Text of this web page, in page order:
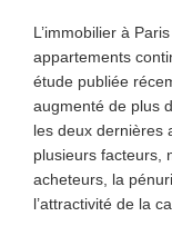
L’immobilier à
appartements
étude publiée
augmenté de plus
les deux dernières
plusieurs facteurs,
acheteurs, la
l’attractivité de la